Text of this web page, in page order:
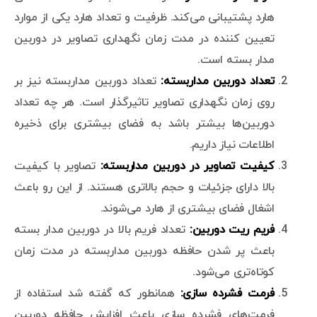
هارد پشتیبانی می‌کند. ظرفیت و تعداد هارد یکی از موارد
تعیین کننده در مدت زمان نگهداری تصاویر در دوربین
مدار بسته است.
تعداد دوربین مداربسته: تعداد دوربین مداربسته نیز بر
روی زمان نگهداری تصاویر تاثیرگذار است. هر چه تعداد
دوربین‌ها بیشتر باشد به فضای بیشتری برای ذخیره
اطلاعات نیاز داریم.
کیفیت تصاویر در دوربین مداربسته: تصاویر با کیفیت
بالا دارای جزئیات و حجم بالاتری هستند. از این رو باعث
اشغال فضای بیشتری از هارد می‌شوند.
فریم ریت دوربین: تعداد فریم بالا در دوربین مدار بسته
باعث پر شدن حافظه دوربین مداربسته در مدت زمان
کوتاه‌تری می‌شود.
فرمت فشرده سازی: همانطور که گفته شد استفاده از